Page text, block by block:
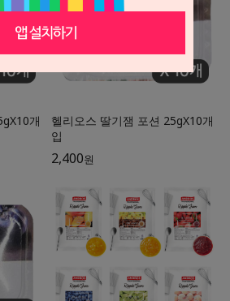
개
헬리오스 딸기잼 포션 25gX10개
입
2,400원